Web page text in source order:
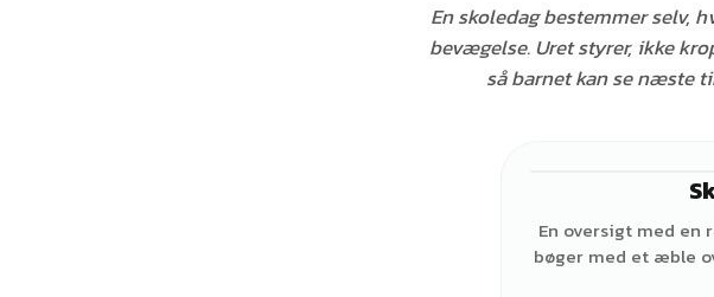
En skoledag bestemmer selv,
bevægelse. Uret styrer, ikke
så barnet kan se næste
En oversigt med en
bøger med et æble